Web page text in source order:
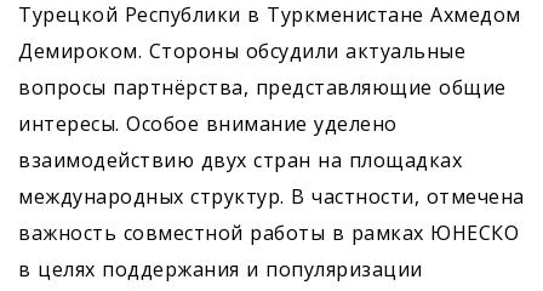
Турецкой Республики в Туркменистане Ахмедом
Демироком. Стороны обсудили актуальные
вопросы партнёрства, представляющие общие
интересы. Особое внимание уделено
взаимодействию двух стран на площадках
международных структур. В частности, отмечена
важность совместной работы в рамках ЮНЕСКО
в целях поддержания и популяризации